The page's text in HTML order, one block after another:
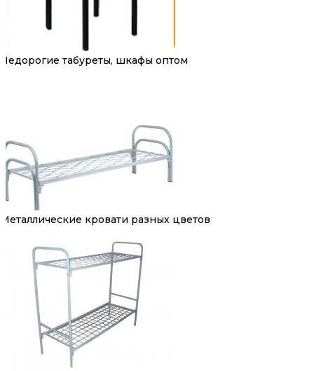
Недорогие табуреты, шкафы оптом
Металлические кровати разных цветов